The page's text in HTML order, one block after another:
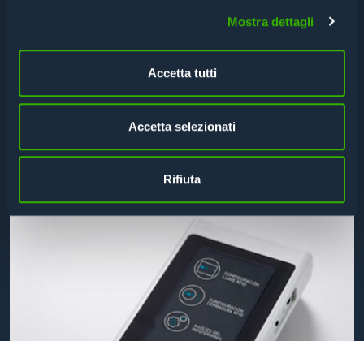
Mostra dettagli
Accetta tutti
Accetta selezionati
Rifiuta
PER SERRATURE